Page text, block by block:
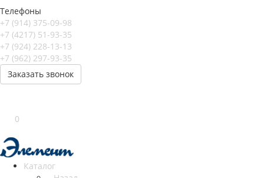
Телефоны
+7 (914) 375-09-98
+7 (4217) 51-93-35
+7 (924) 228-13-13
+7 (962) 297-93-35
Заказать звонок
0
Каталог